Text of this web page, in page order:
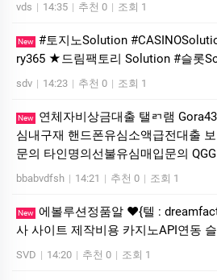
vds | 14:35 | 추천 0 | 조회 1
New #토지노Solution
ry365 ★드림팩토리 Solution #슬­롯
sdv | 14:23 | 추천 0 | 조회 1
New
연체자비상금대출 탤ㄺ램
심내구재 핸드폰유심소액급전대출
문의 타인명의선불유심매입문의 QGG
bbabvdfsh | 14:21 | 추천 0 | 조회 1
New 에볼루션정품알 ❤️{텔 :
사 사이트 제작비용 카지노API연동
SVD | 14:20 | 추천 0 | 조회 1